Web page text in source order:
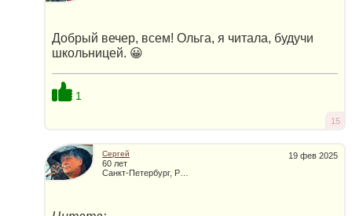
Добрый вечер, всем! Ольга, я читала, будучи
школьницей. 😀
1
15
19 фев 2025
Сергей
60 лет